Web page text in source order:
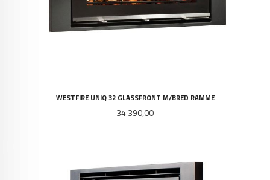
WESTFIRE UNIQ 32 GLASSFRONT M/BRED RAMME
Pris
34 390,00